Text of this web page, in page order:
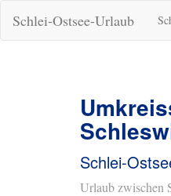
Schlei-Ostsee-Urlaub
Schlei-
Urlaub zwischen